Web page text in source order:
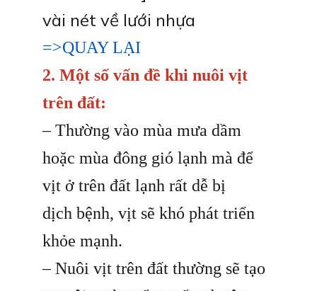
vài nét về lưới nhựa
=>QUAY LẠI
2. Một số vấn đề khi nuôi vịt
trên đất:
– Thường vào mùa mưa dầm
hoặc mùa đông gió lạnh mà để
vịt ở trên đất lạnh rất dễ bị
dịch bệnh, vịt sẽ khó phát triển
khỏe mạnh.
– Nuôi vịt trên đất thường sẽ tạo